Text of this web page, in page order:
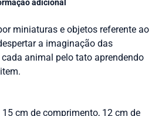
adicional
miniaturas e objetos referente ao
a imaginação das
animal pelo tato aprendendo
cm de comprimento, 12 cm de